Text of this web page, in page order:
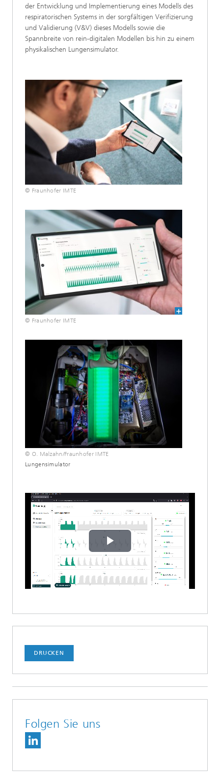
der Entwicklung und Implementierung eines Modells des
respiratorischen Systems in der sorgfältigen Verifizierung
und Validierung (V&V) dieses Modells sowie die
Spannbreite von rein-digitalen Modellen bis hin zu einem
physikalischen Lungensimulator.
© Fraunhofer IMTE
© Fraunhofer IMTE
© O. Malzahn/Fraunhofer IMTE
Lungensimulator
Play
Video
DRUCKEN
Folgen Sie uns